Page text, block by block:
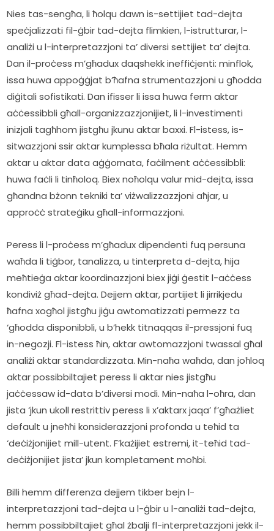
Nies tas-sengħa, li ħolqu dawn is-settijiet tad-dejta
speċjalizzati fil-ġbir tad-dejta flimkien, l-istrutturar, l-
analiżi u l-interpretazzjoni ta’ diversi settijiet ta’ dejta.
Dan il-proċess m’għadux daqshekk ineffiċjenti: minflok,
issa huwa appoġġjat b’ħafna strumentazzjoni u għodda
diġitali sofistikati. Dan ifisser li issa huwa ferm aktar
aċċessibbli għall-organizzazzjonijiet, li l-investimenti
inizjali tagħhom jistgħu jkunu aktar baxxi. Fl-istess, is-
sitwazzjoni ssir aktar kumplessa bħala riżultat. Hemm
aktar u aktar data aġġornata, faċilment aċċessibbli:
huwa faċli li tinħoloq. Biex noħolqu valur mid-dejta, issa
għandna bżonn tekniki ta’ viżwalizzazzjoni aħjar, u
approċċ strateġiku għall-informazzjoni.
Peress li l-proċess m’għadux dipendenti fuq persuna
waħda li tiġbor, tanalizza, u tinterpreta d-dejta, hija
meħtieġa aktar koordinazzjoni biex jiġi ġestit l-aċċess
kondiviż għad-dejta. Dejjem aktar, partijiet li jirrikjedu
ħafna xogħol jistgħu jiġu awtomatizzati permezz ta
‘għodda disponibbli, u b’hekk titnaqqas il-pressjoni fuq
in-negozji. Fl-istess ħin, aktar awtomazzjoni twassal għal
analiżi aktar standardizzata. Min-naħa waħda, dan joħloq
aktar possibbiltajiet peress li aktar nies jistgħu
jaċċessaw id-data b’diversi modi. Min-naħa l-oħra, dan
jista ‘jkun ukoll restrittiv peress li x’aktarx jaqa’ f’għażliet
default u jneħħi konsiderazzjoni profonda u teħid ta
‘deċiżjonijiet mill-utent. F’każijiet estremi, it-teħid tad-
deċiżjonijiet jista’ jkun kompletament moħbi.
Billi hemm differenza dejjem tikber bejn l-
interpretazzjoni tad-dejta u l-ġbir u l-analiżi tad-dejta,
hemm possibbiltajiet għal żbalji fl-interpretazzjoni jekk il-